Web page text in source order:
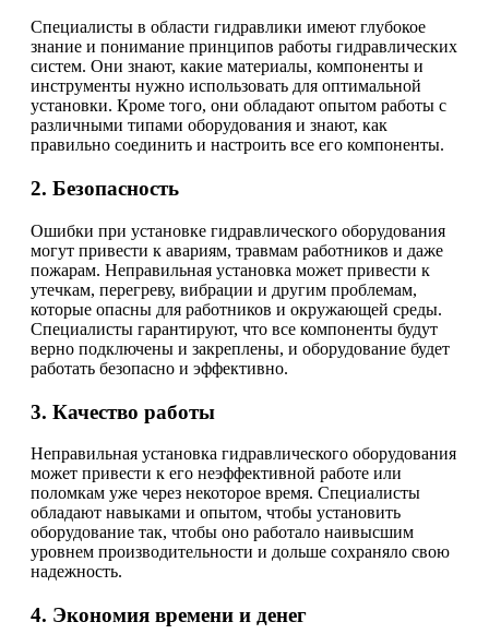
Специалисты в области гидравлики имеют глубокое
знание и понимание принципов работы гидравлических
систем. Они знают, какие материалы, компоненты и
инструменты нужно использовать для оптимальной
установки. Кроме того, они обладают опытом работы с
различными типами оборудования и знают, как
правильно соединить и настроить все его компоненты.
2. Безопасность
Ошибки при установке гидравлического оборудования
могут привести к авариям, травмам работников и даже
пожарам. Неправильная установка может привести к
утечкам, перегреву, вибрации и другим проблемам,
которые опасны для работников и окружающей среды.
Специалисты гарантируют, что все компоненты будут
верно подключены и закреплены, и оборудование будет
работать безопасно и эффективно.
3. Качество работы
Неправильная установка гидравлического оборудования
может привести к его неэффективной работе или
поломкам уже через некоторое время. Специалисты
обладают навыками и опытом, чтобы установить
оборудование так, чтобы оно работало наивысшим
уровнем производительности и дольше сохраняло свою
надежность.
4. Экономия времени и денег